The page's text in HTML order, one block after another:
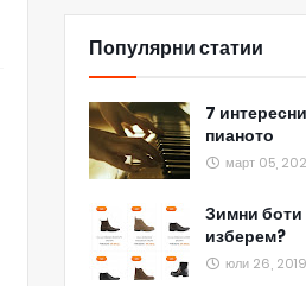
Популярни статии
7
пианото
март 05,
Зимни боти
изберем?
юли 26, 2019